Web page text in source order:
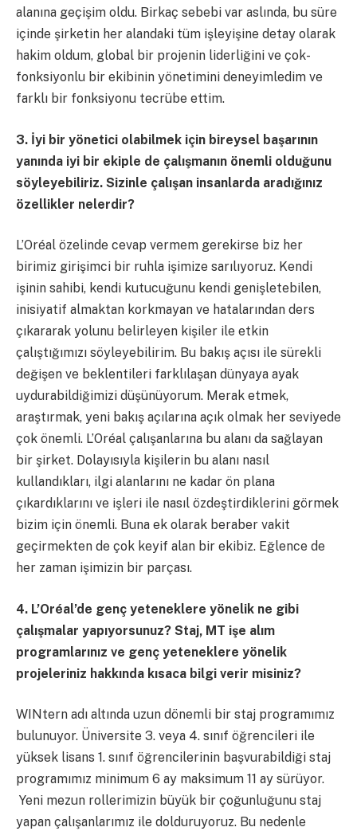
alanına geçişim oldu. Birkaç sebebi var aslında, bu süre
içinde şirketin her alandaki tüm işleyişine detay olarak
hakim oldum, global bir projenin liderliğini ve çok-
fonksiyonlu bir ekibinin yönetimini deneyimledim ve
farklı bir fonksiyonu tecrübe ettim.
3. İyi bir yönetici olabilmek için bireysel başarının
yanında iyi bir ekiple de çalışmanın önemli olduğunu
söyleyebiliriz. Sizinle çalışan insanlarda aradığınız
özellikler nelerdir?
L’Oréal özelinde cevap vermem gerekirse biz her
birimiz girişimci bir ruhla işimize sarılıyoruz. Kendi
işinin sahibi, kendi kutucuğunu kendi genişletebilen,
inisiyatif almaktan korkmayan ve hatalarından ders
çıkararak yolunu belirleyen kişiler ile etkin
çalıştığımızı söyleyebilirim. Bu bakış açısı ile sürekli
değişen ve beklentileri farklılaşan dünyaya ayak
uydurabildiğimizi düşünüyorum. Merak etmek,
araştırmak, yeni bakış açılarına açık olmak her seviyede
çok önemli. L’Oréal çalışanlarına bu alanı da sağlayan
bir şirket. Dolayısıyla kişilerin bu alanı nasıl
kullandıkları, ilgi alanlarını ne kadar ön plana
çıkardıklarını ve işleri ile nasıl özdeştirdiklerini görmek
bizim için önemli. Buna ek olarak beraber vakit
geçirmekten de çok keyif alan bir ekibiz. Eğlence de
her zaman işimizin bir parçası.
4. L’Oréal’de genç yeteneklere yönelik ne gibi
çalışmalar yapıyorsunuz? Staj, MT işe alım
programlarınız ve genç yeteneklere yönelik
projeleriniz hakkında kısaca bilgi verir misiniz?
WINtern adı altında uzun dönemli bir staj programımız
bulunuyor. Üniversite 3. veya 4. sınıf öğrencileri ile
yüksek lisans 1. sınıf öğrencilerinin başvurabildiği staj
programımız minimum 6 ay maksimum 11 ay sürüyor.
Yeni mezun rollerimizin büyük bir çoğunluğunu staj
yapan çalışanlarımız ile dolduruyoruz. Bu nedenle